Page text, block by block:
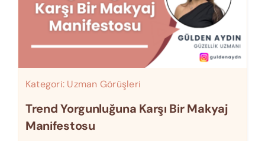
Kategori: Uzman Görüşleri
Trend Yorgunluğuna Karşı Bir Makyaj
Manifestosu